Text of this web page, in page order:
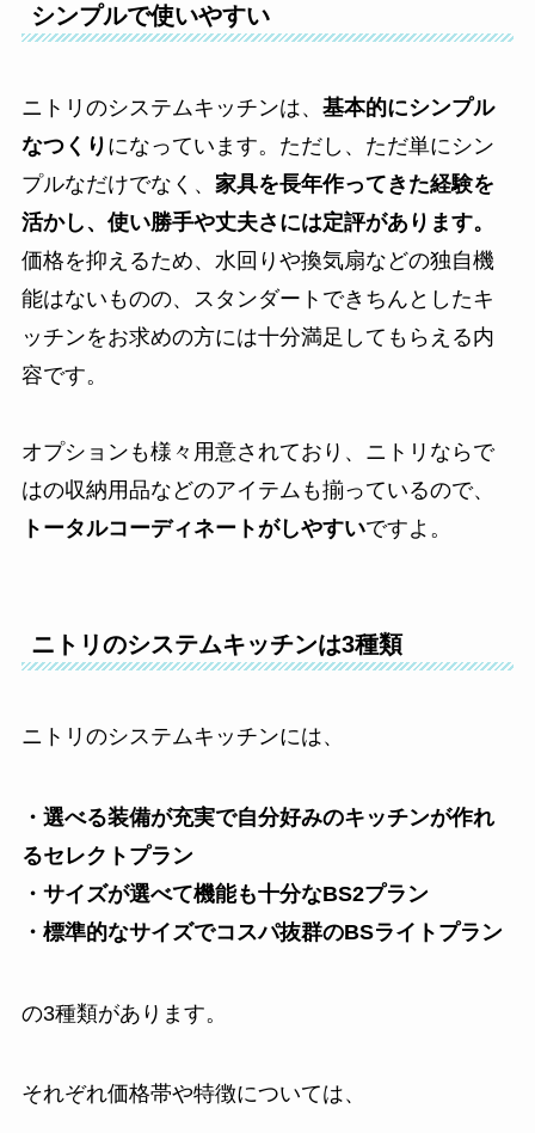
シンプルで使いやすい
ニトリのシステムキッチンは、 基本的にシンプル
なつくり になっています。ただし、ただ単にシン
プルなだけでなく、 家具を長年作ってきた経験を
活かし、使い勝手や丈夫さには定評があります。
価格を抑えるため、水回りや換気扇などの独自機
能はないものの、スタンダートできちんとしたキ
ッチンをお求めの方には十分満足してもらえる内
容です。
オプションも様々用意されており、ニトリならで
はの収納用品などのアイテムも揃っているので、
トータルコーディネートがしやすいですよ。
ニトリのシステムキッチンは3種類
ニトリのシステムキッチンには、
・選べる装備が充実で自分好みのキッチンが作れ
るセレクトプラン
・サイズが選べて機能も十分なBS2プラン
・標準的なサイズでコスパ抜群のBSライトプラン
の3種類があります。
それぞれ価格帯や特徴については、